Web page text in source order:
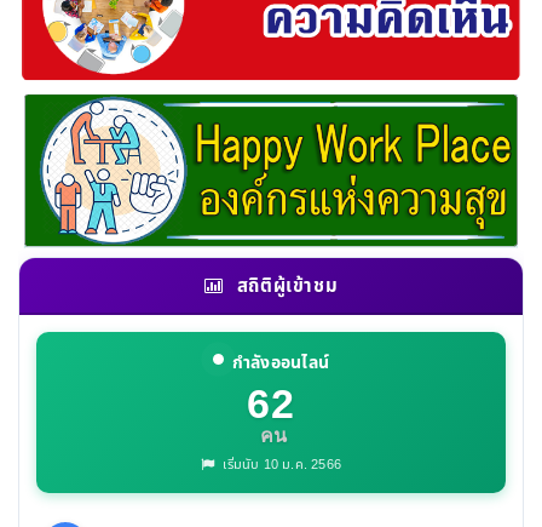
สถิติผู้เข้าชม
กำลังออนไลน์
62
คน
เริ่มนับ 10 ม.ค. 2566